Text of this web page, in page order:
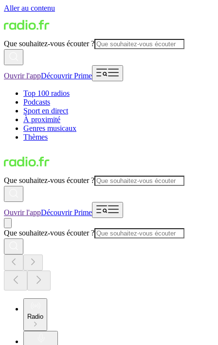
Aller au contenu
Que souhaitez-vous écouter ?
Ouvrir l'appDécouvrir Prime
Top 100 radios
Podcasts
Sport en direct
À proximité
Genres musicaux
Thèmes
Que souhaitez-vous écouter ?
Ouvrir l'appDécouvrir Prime
Que souhaitez-vous écouter ?
Radio